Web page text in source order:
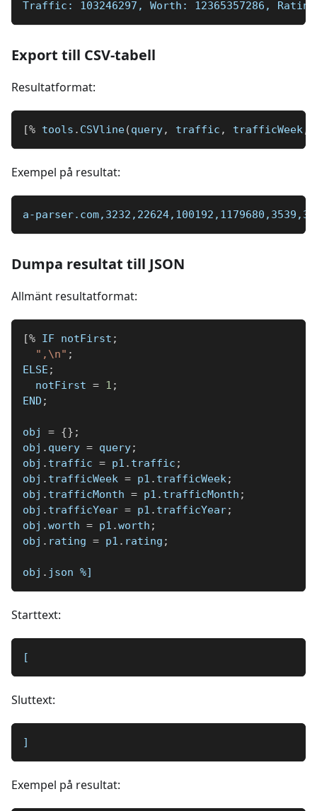
Traffic: 103246297, Worth: 12365357286,
Export till CSV-tabell
Resultatformat:
[% tools . CSVline(query, traffic , trafficWeek,
Exempel på resultat:
a-parser.com,3232,22624,100192,1179680,3539,30
Dumpa resultat till JSON
Allmänt resultatformat:
[% IF notFirst ;
",\n" ;
ELSE ;
  notFirst
= 1 ;
END ;
obj = {} ;
obj . query = query;
obj . traffic = p1 . traffic ;
obj . trafficWeek = p1 . trafficWeek;
obj . trafficMonth = p1 . trafficMonth ;
obj . trafficYear = p1 . trafficYear;
obj .worth = p1 .worth ;
obj . rating = p1 . rating ;
obj . json %]
Starttext:
[
Sluttext:
]
Exempel på resultat: